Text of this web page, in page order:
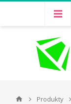
Produkty